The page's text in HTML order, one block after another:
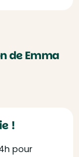
de Emma
!
pour